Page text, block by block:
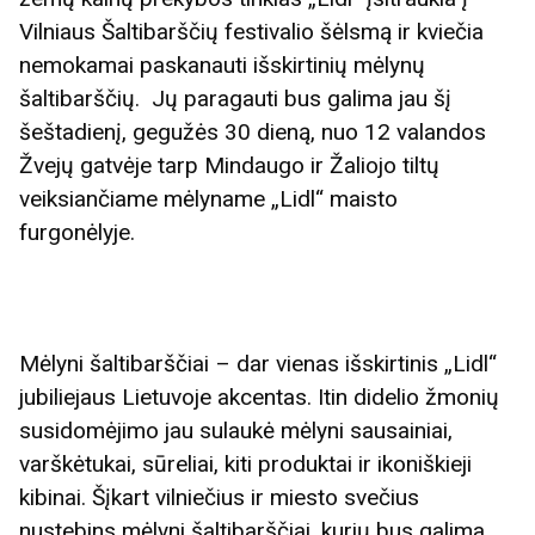
Vilniaus Šaltibarščių festivalio šėlsmą ir kviečia
nemokamai paskanauti išskirtinių mėlynų
šaltibarščių. Jų paragauti bus galima jau šį
šeštadienį, gegužės 30 dieną, nuo 12 valandos
Žvejų gatvėje tarp Mindaugo ir Žaliojo tiltų
veiksiančiame mėlyname „Lidl“ maisto
furgonėlyje.
Mėlyni šaltibarščiai – dar vienas išskirtinis „Lidl“
jubiliejaus Lietuvoje akcentas. Itin didelio žmonių
susidomėjimo jau sulaukė mėlyni sausainiai,
varškėtukai, sūreliai, kiti produktai ir ikoniškieji
kibinai. Šįkart vilniečius ir miesto svečius